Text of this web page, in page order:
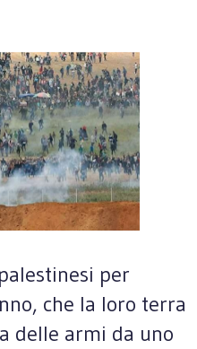
per
che la loro terra
delle armi da uno